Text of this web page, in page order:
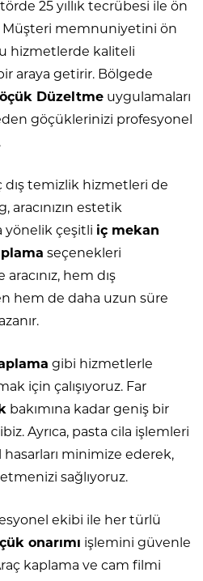
25 yıllık tecrübesi ile ön
Müşteri memnuniyetini ön
hizmetlerde kaliteli
araya getirir. Bölgede
Düzeltme uygulamaları
göçüklerinizi profesyonel
dış temizlik hizmetleri de
estetik
yönelik çeşitli iç mekan
seçenekleri
hem dış
hem de daha uzun süre
gibi hizmetlerle
için çalışıyoruz. Far
bakımına kadar geniş bir
Ayrıca, pasta cila işlemleri
hasarları minimize ederek,
sağlıyoruz.
ekibi ile her türlü
onarımı işlemini güvenle
kaplama ve cam filmi